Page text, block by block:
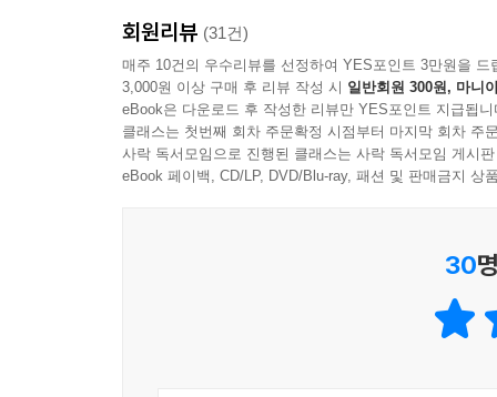
대법원이 발간한 사법연감에 따르면 우리나라
이것 때문에 이혼까지 하는 부부가 두 쌍 중 한
결국 서로의 감정을 이해하지 못해서 나타나는
감정을 먼저 이해해야 한다는 것이다. 그러면
정서중심적 부부 상담을 우리나라에서 가장 먼저
그간의 상담 노하우를 집결시킨 결과물이다. 가
회원리뷰 (31건)
매주 10건의 우수리뷰를 선정하여 YES포인트 3만원을 드
3,000원 이상 구매 후 리뷰 작성 시 일반회원 300원, 마니
eBook은 다운로드 후 작성한 리뷰만 YES포인트 지급됩니
클래스는 첫번째 회차 주문확정 시점부터 마지막 회차 주
사락 독서모임으로 진행된 클래스는 사락 독서모임 게시
eBook 페이백, CD/LP, DVD/Blu-ray, 패션 및 판매금지 상
30